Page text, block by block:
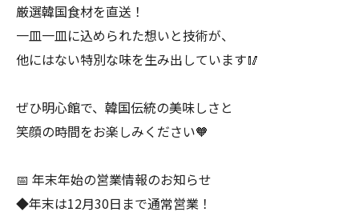
厳選韓国食材を直送！
一皿一皿に込められた想いと技術が、
他にはない特別な味を生み出しています🥢
ぜひ明心館で、韓国伝統の美味しさと
笑顔の時間をお楽しみください🧡
📅 年末年始の営業情報のお知らせ
◆年末は12月30日まで通常営業！